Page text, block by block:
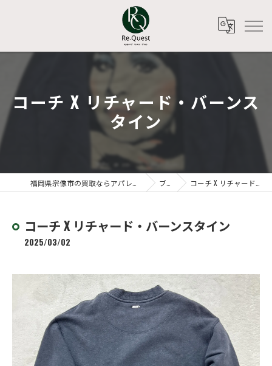
コーチ X リチャード・バーンス
タイン
ブログ コーチ X リチャード・バーンスタイン
コーチ X リチャード・バーンスタイン
2025/03/02